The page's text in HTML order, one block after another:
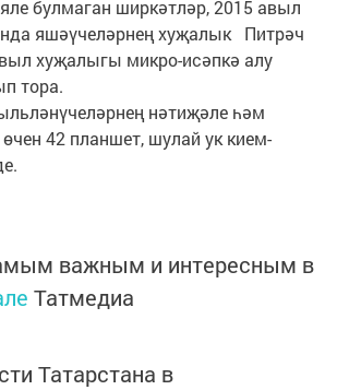
булмаган ширкәтләр, 2015 авыл
яшәүчеләрнең хуҗалык Питрәч
хуҗалыгы микро-исәпкә алу
тора.
нәтиҗәле һәм
42 планшет, шулай ук кием-
важным и интересным в
Татмедиа
Татарстана в